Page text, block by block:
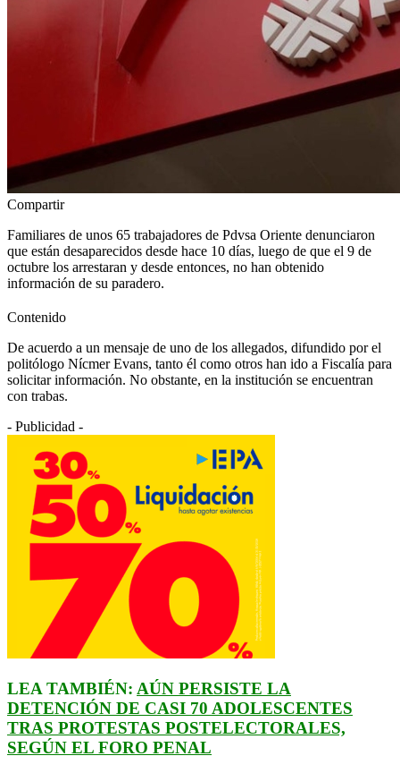
Compartir
Familiares de unos 65 trabajadores de Pdvsa Oriente denunciaron
que están desaparecidos desde hace 10 días, luego de que el 9 de
octubre los arrestaran y desde entonces, no han obtenido
información de su paradero.
Contenido
De acuerdo a un mensaje de uno de los allegados, difundido por el
politólogo Nícmer Evans, tanto él como otros han ido a Fiscalía para
solicitar información. No obstante, en la institución se encuentran
con trabas.
- Publicidad -
LEA TAMBIÉN: AÚN PERSISTE LA
DETENCIÓN DE CASI 70 ADOLESCENTES
TRAS PROTESTAS POSTELECTORALES,
SEGÚN EL FORO PENAL